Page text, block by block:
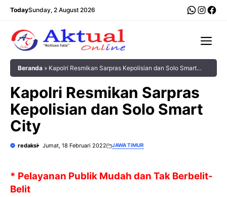
Langsung
TodaySunday, 2 August 2026
Beranda » Kapolri Resmikan Sarpras Kepolisian dan Solo Smart
Kapolri Resmikan Sarpras
Kepolisian dan Solo Smart
City
redaksi Jumat, 18 Februari 2022 JAWA TIMUR
* Pelayanan Publik Mudah dan Tak Berbelit-
Belit